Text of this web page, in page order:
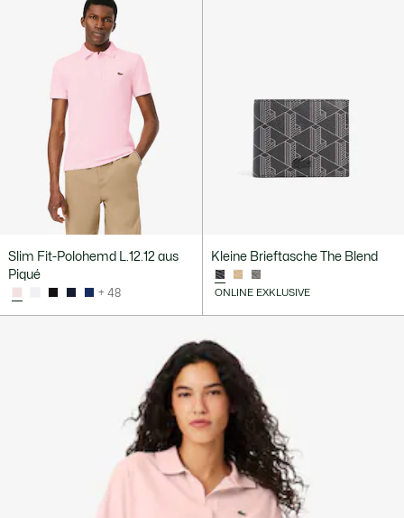
Slim Fit-Polohemd L.12.12 aus
Piqué
+ 48
Kleine Brieftasche The Blend
ONLINE EXKLUSIVE